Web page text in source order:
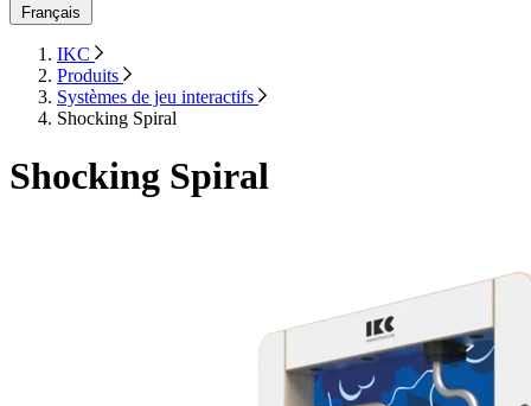
Français
IKC
Produits
Systèmes de jeu interactifs
Shocking Spiral
Shocking Spiral